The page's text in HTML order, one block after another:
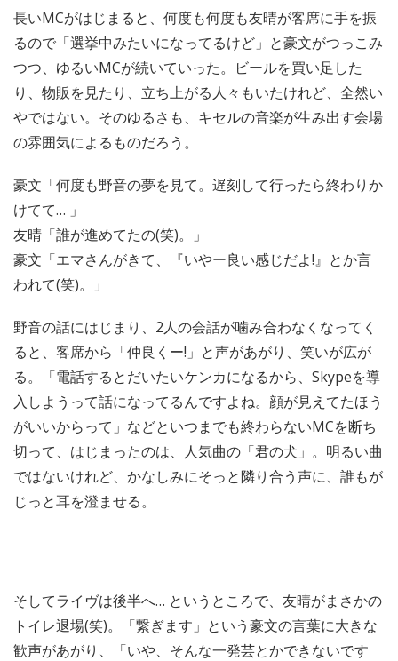
長いMCがはじまると、何度も何度も友晴が客席に手を振
るので「選挙中みたいになってるけど」と豪文がつっこみ
つつ、ゆるいMCが続いていった。ビールを買い足した
り、物販を見たり、立ち上がる人々もいたけれど、全然い
やではない。そのゆるさも、キセルの音楽が生み出す会場
の雰囲気によるものだろう。
豪文「何度も野音の夢を見て。遅刻して行ったら終わりか
けてて… 」
友晴「誰が進めてたの(笑)。」
豪文「エマさんがきて、『いやー良い感じだよ!』とか言
われて(笑)。」
野音の話にはじまり、2人の会話が噛み合わなくなってく
ると、客席から「仲良くー!」と声があがり、笑いが広が
る。「電話するとだいたいケンカになるから、Skypeを導
入しようって話になってるんですよね。顔が見えてたほう
がいいからって」などといつまでも終わらないMCを断ち
切って、はじまったのは、人気曲の「君の犬」。明るい曲
ではないけれど、かなしみにそっと隣り合う声に、誰もが
じっと耳を澄ませる。
そしてライヴは後半へ… というところで、友晴がまさかの
トイレ退場(笑)。「繋ぎます」という豪文の言葉に大きな
歓声があがり、「いや、そんな一発芸とかできないです